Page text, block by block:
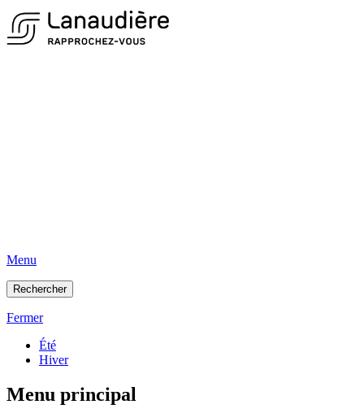
Menu
Rechercher
Fermer
Été
Hiver
Menu principal